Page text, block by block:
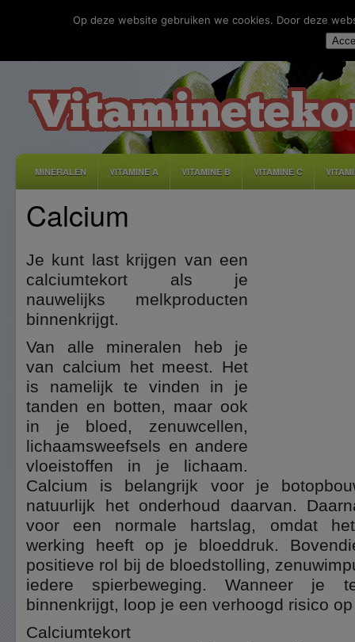
MINERALEN VITAMINE A VITAMINE B VITAMINE C
DISCLAIMER
Calcium
Je kunt last krijgen van een
calciumtekort als je
nauwelijks melkproducten
binnenkrijgt.
Van alle mineralen heb je
van calcium het meest. Het
is namelijk te vinden in je
tanden en botten, maar ook
in je bloed, zenuwcellen,
lichaamsweefsels en andere
vloeistoffen in je lichaam.
Calcium is belangrijk voor je
natuurlijk het onderhoud daarvan.
voor een normale hartslag, omdat
werking heeft op je bloeddruk.
positieve rol bij de bloedstolling,
iedere spierbeweging. Wanneer je
binnenkrijgt, loop je een verhoogd risico
Calciumtekort
Op deze website gebruiken we cookies. Door deze